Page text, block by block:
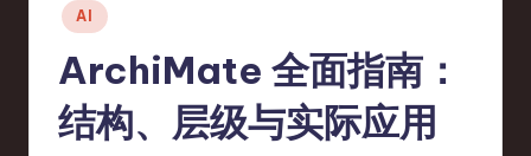
ls
m
Posted
in
AI
ArchiMate 全面指南：
结构、层级与实际应用